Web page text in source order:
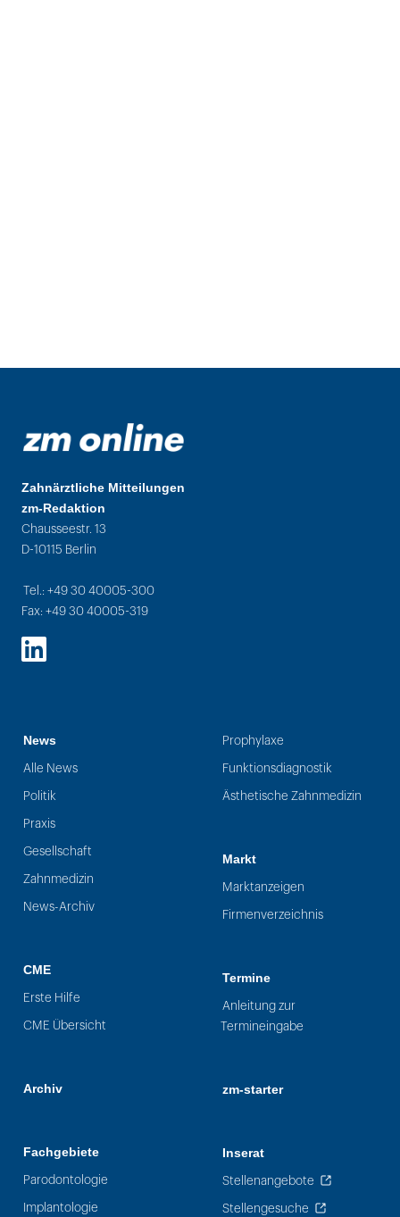
Zahnärztliche Mitteilungen
zm-Redaktion
Chausseestr. 13
D-10115 Berlin
Tel.: +49 30 40005-300
Fax: +49 30 40005-319
LinkedIn
News
Alle News
Politik
Praxis
Gesellschaft
Zahnmedizin
News-Archiv
CME
Erste Hilfe
CME Übersicht
Archiv
Fachgebiete
Parodontologie
Implantologie
Prophylaxe
Funktionsdiagnostik
Ästhetische Zahnmedizin
Markt
Marktanzeigen
Firmenverzeichnis
Termine
Anleitung zur
Termineingabe
zm-starter
Inserat
Stellenangebote
Stellengesuche